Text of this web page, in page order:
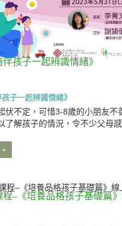
伴孩子一起辨識情緒》
孩子一起辨識情緒》
伏不定，可惜3-8歲的小朋友不
了解孩子的情況，令不少父母感
程–《培養品格孩子基礎篇